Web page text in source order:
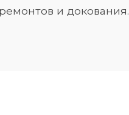
и докования.